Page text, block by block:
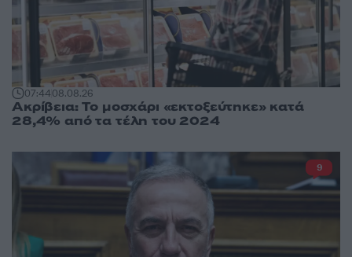
07:4408.08.26
Ακρίβεια: Το μοσχάρι «εκτοξεύτηκε» κατά
28,4% από τα τέλη του 2024
9